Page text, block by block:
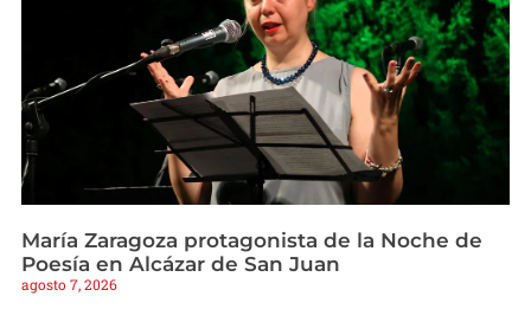
María Zaragoza protagonista de la Noche de
Poesía en Alcázar de San Juan
agosto 7, 2026